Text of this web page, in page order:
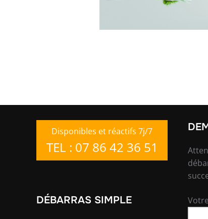
Disponibles et réactifs 7j/7
TEL : 07 86 42 36 51
DÉBARRAS SIMPLE